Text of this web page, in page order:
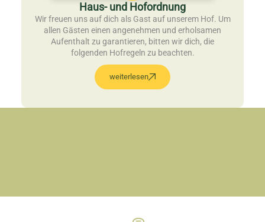
Haus- und Hofordnung
Wir freuen uns auf dich als Gast auf unserem Hof. Um
allen Gästen einen angenehmen und erholsamen
Aufenthalt zu garantieren, bitten wir dich, die
folgenden Hofregeln zu beachten.
weiterlesen